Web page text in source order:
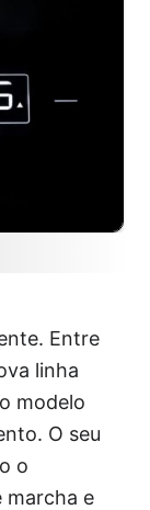
Entre
linha
modelo
O seu
o
marcha e